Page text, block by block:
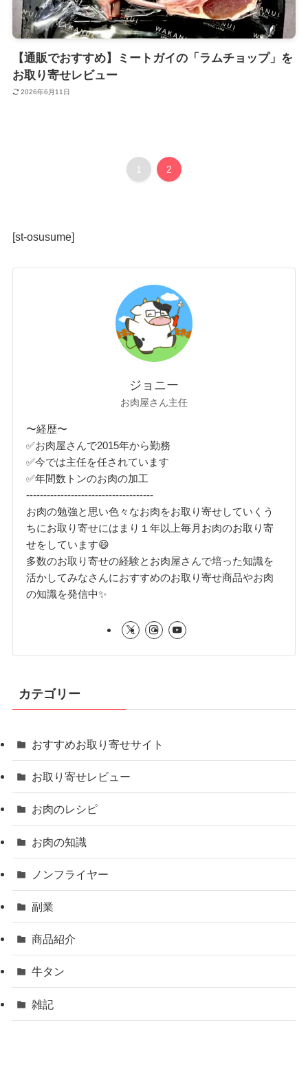
【通販でおすすめ】ミートガイの「ラムチョップ」を
お取り寄せレビュー
2026年6月11日
1 2
[st-osusume]
ジョニー
お肉屋さん主任
〜経歴〜
✅お肉屋さんで2015年から勤務
✅今では主任を任されています
✅年間数トンのお肉の加工
-------------------------------------
お肉の勉強と思い色々なお肉をお取り寄せしていくう
ちにお取り寄せにはまり１年以上毎月お肉のお取り寄
せをしています😄
多数のお取り寄せの経験とお肉屋さんで培った知識を
活かしてみなさんにおすすめのお取り寄せ商品やお肉
の知識を発信中✨
カテゴリー
おすすめお取り寄せサイト
お取り寄せレビュー
お肉のレシピ
お肉の知識
ノンフライヤー
副業
商品紹介
牛タン
雑記